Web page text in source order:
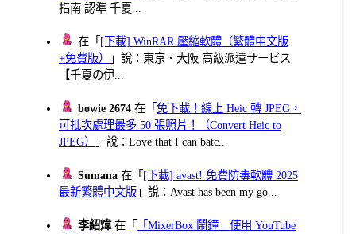
指南 認準 千夏...
在「 [下載] WinRAR 壓縮軟體（繁體中文版
+免費版）
」說：東京・大阪 高級派遣サービス
【千夏の伊...
bowie 2674 在「免下載！線上 Heic 轉 JPEG，
可批次處理最多 50 張照片！（Convert Heic to
JPEG）
」說：Love that I can batc...
Sumana 在「 [下載] avast! 免費防毒軟體 2025
最新繁體中文版 」說：Avast has been my go...
李紹煒在「
「MixerBox 鬧鐘」使用 YouTube